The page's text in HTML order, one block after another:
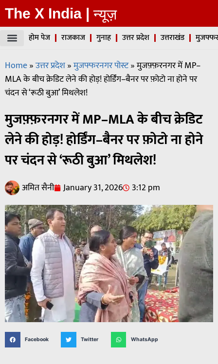
The X India | न्यूज़
होम पेज राजकाज गुनाह उत्तर प्रदेश उत्तराखंड
Home»उत्तर प्रदेश»मुजफ्फरनगर पोस्ट»मुजफ़्फ़रनगर में MP–
MLA के बीच क्रेडिट लेने की होड़! होर्डिंग–बैनर पर फ़ोटो ना होने पर
चंदन से ‘रूठी बुआ’ मिथलेश!
मुजफ़्फ़रनगर में MP–MLA के बीच क्रेडिट
लेने की होड़! होर्डिंग–बैनर पर फ़ोटो ना होने
पर चंदन से ‘रूठी बुआ’ मिथलेश!
अमित सैनी January 31, 2026 3:12 pm
Facebook Twitter WhatsApp